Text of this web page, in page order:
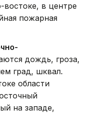
востоке, в центре
пожарная
дождь, гроза,
град, шквал.
области
на западе,